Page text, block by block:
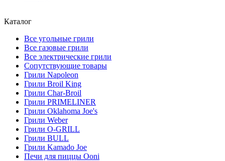
Каталог
Все угольные грили
Все газовые грили
Все электрические грили
Сопутствующие товары
Грили Napoleon
Грили Broil King
Грили Char-Broil
Грили PRIMELINER
Грили Oklahoma Joe's
Грили Weber
Грили O-GRILL
Грили BULL
Грили Kamado Joe
Печи для пиццы Ooni